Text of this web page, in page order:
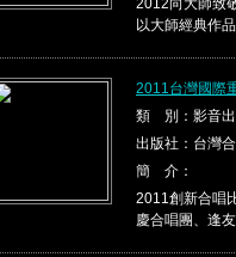
2012向大師致
以大師經典作
2011台灣國際
類 別：影音
出版社：台灣
簡 介：
2011創新合唱
慶合唱團、逢